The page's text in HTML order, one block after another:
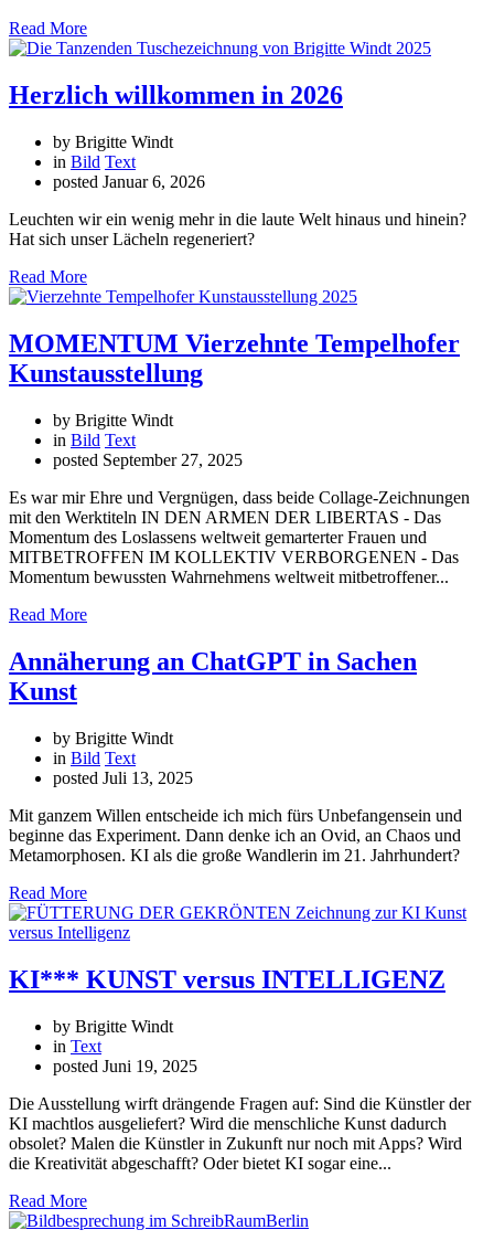
Read More
Herzlich willkommen in 2026
by Brigitte Windt
in Bild Text
posted Januar 6, 2026
Leuchten wir ein wenig mehr in die laute Welt hinaus und hinein?
Hat sich unser Lächeln regeneriert?
Read More
MOMENTUM Vierzehnte Tempelhofer
Kunstausstellung
by Brigitte Windt
in Bild Text
posted September 27, 2025
Es war mir Ehre und Vergnügen, dass beide Collage-Zeichnungen
mit den Werktiteln IN DEN ARMEN DER LIBERTAS - Das
Momentum des Loslassens weltweit gemarterter Frauen und
MITBETROFFEN IM KOLLEKTIV VERBORGENEN - Das
Momentum bewussten Wahrnehmens weltweit mitbetroffener...
Read More
Annäherung an ChatGPT in Sachen
Kunst
by Brigitte Windt
in Bild Text
posted Juli 13, 2025
Mit ganzem Willen entscheide ich mich fürs Unbefangensein und
beginne das Experiment. Dann denke ich an Ovid, an Chaos und
Metamorphosen. KI als die große Wandlerin im 21. Jahrhundert?
Read More
KI*** KUNST versus INTELLIGENZ
by Brigitte Windt
in Text
posted Juni 19, 2025
Die Ausstellung wirft drängende Fragen auf: Sind die Künstler der
KI machtlos ausgeliefert? Wird die menschliche Kunst dadurch
obsolet? Malen die Künstler in Zukunft nur noch mit Apps? Wird
die Kreativität abgeschafft? Oder bietet KI sogar eine...
Read More